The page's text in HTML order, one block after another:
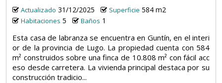
Actualizado 31/12/2025 Superficie 584 m2
Habitaciones 5 Baños 1
Esta casa de labranza se encuentra en Guntín, en el interi
or de la provincia de Lugo. La propiedad cuenta con 584
m² construidos sobre una finca de 10.808 m² con fácil acc
eso desde carretera. La vivienda principal destaca por su
construcción tradicio...